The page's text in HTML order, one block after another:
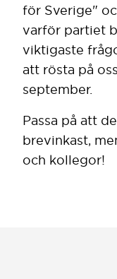
för Sverige"
varför partiet
viktigaste
att rösta på
september.
Passa på att
brevinkast,
och kollegor!